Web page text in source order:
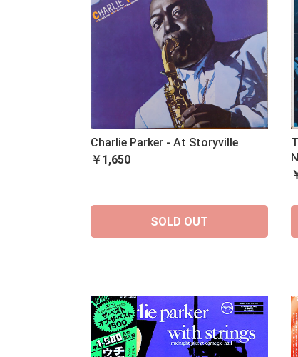
Charlie Parker - At Storyville
￥1,650
SOLD OUT